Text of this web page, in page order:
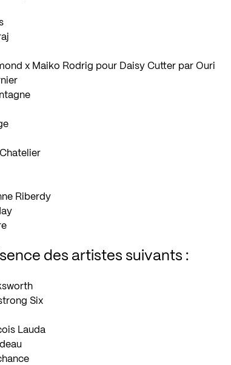
x Maiko Rodrig pour Daisy Cutter par Ouri
Riberdy
des artistes suivants :
Six
Lauda